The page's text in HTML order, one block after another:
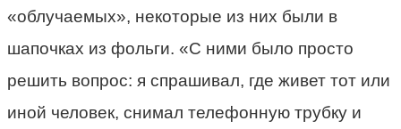
«облучаемых», некоторые из них были в
шапочках из фольги. «С ними было просто
решить вопрос: я спрашивал, где живет тот или
иной человек, снимал телефонную трубку и